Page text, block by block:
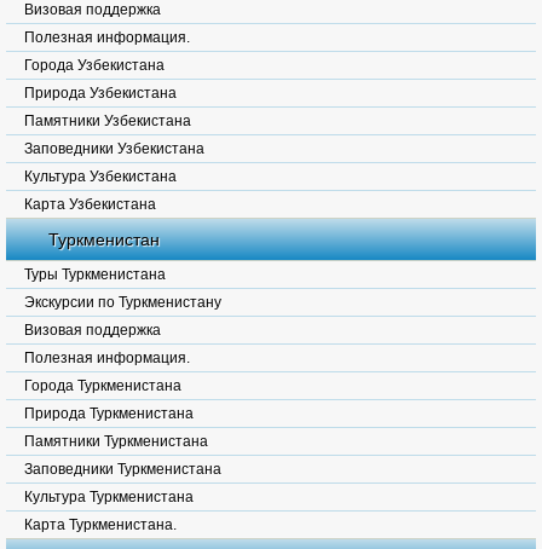
Визовая поддержка
Полезная информация.
Города Узбекистана
Природа Узбекистана
Памятники Узбекистана
Заповедники Узбекистана
Культура Узбекистана
Карта Узбекистана
Туркменистан
Туры Туркменистана
Экскурсии по Туркменистану
Визовая поддержка
Полезная информация.
Города Туркменистана
Природа Туркменистана
Памятники Туркменистана
Заповедники Туркменистана
Культура Туркменистана
Карта Туркменистана.